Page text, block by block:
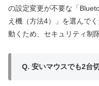
の設定変更が不要な「
え機（方法4）」を選んで
動くため、セキュリティ制
Q. 安いマウスでも2台